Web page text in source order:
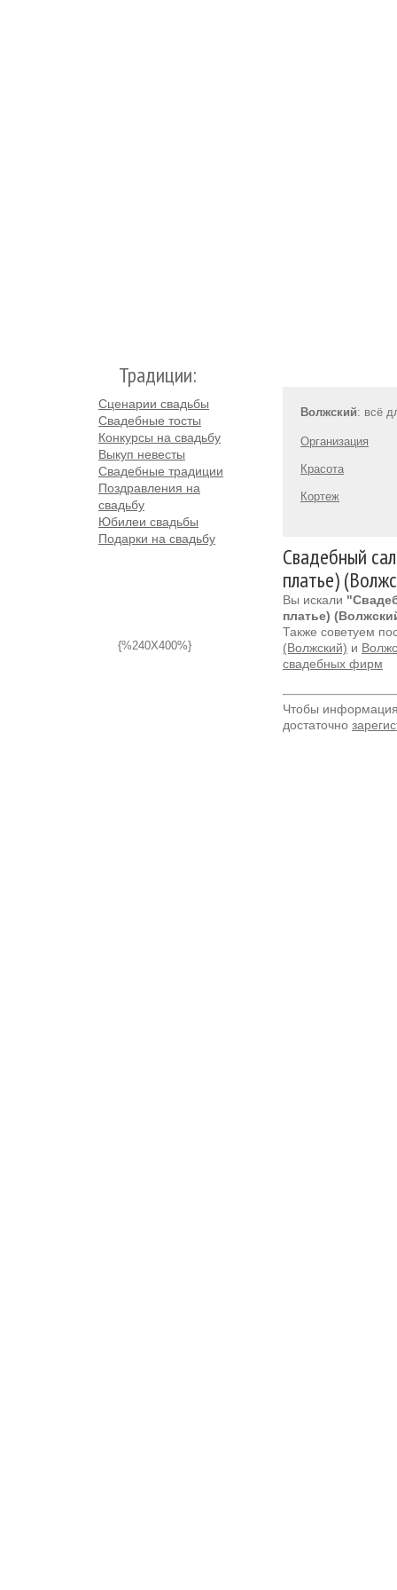
Традиции:
Сценарии свадьбы
Свадебные тосты
Конкурсы на свадьбу
Выкуп невесты
Свадебные традиции
Поздравления на
свадьбу
Юбилеи свадьбы
Подарки на свадьбу
{%240X400%}
Волжский: всё
Организация
Красота
Кортеж
Свадебный
платье)
Вы искали
платье)
Также советуем
(Волжский) и
свадебных фирм
Чтобы
достаточно